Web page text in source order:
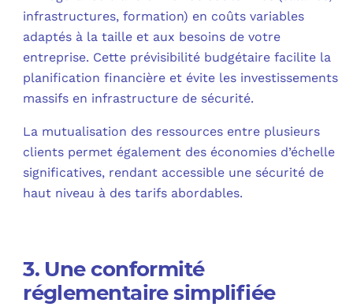
infrastructures, formation) en coûts variables
adaptés à la taille et aux besoins de votre
entreprise. Cette prévisibilité budgétaire facilite la
planification financière et évite les investissements
massifs en infrastructure de sécurité.
La mutualisation des ressources entre plusieurs
clients permet également des économies d’échelle
significatives, rendant accessible une sécurité de
haut niveau à des tarifs abordables.
3. Une conformité
réglementaire simplifiée